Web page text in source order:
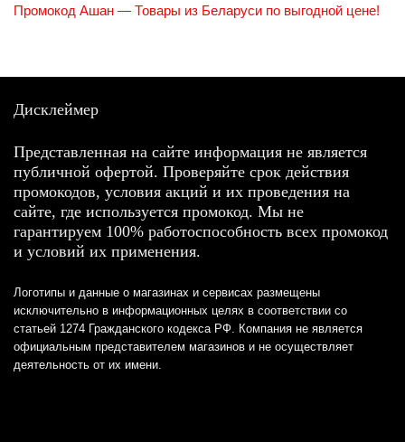
Промокод Ашан — Товары из Беларуси по выгодной цене!
Дисклеймер
Представленная на сайте информация не является
публичной офертой. Проверяйте срок действия
промокодов, условия акций и их проведения на
сайте, где используется промокод. Мы не
гарантируем 100% работоспособность всех промокод
и условий их применения.
Логотипы и данные о магазинах и сервисах размещены
исключительно в информационных целях в соответствии со
статьей 1274 Гражданского кодекса РФ. Компания не является
официальным представителем магазинов и не осуществляет
деятельность от их имени.